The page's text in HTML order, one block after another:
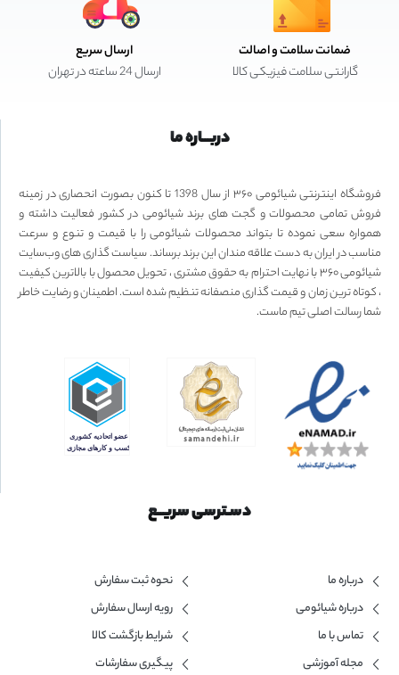
ضمانت سلامت و اصالت
گارانتی سلامت فیزیکی کالا
ارسال سریع
ارسال 24 ساعته در تهران
دربـــاره ما
فروشگاه اینترنتی شیائومی ۳۶۰ از سال 1398 تا کنون بصورت انحصاری در زمینه
فروش تمامی محصولات و گجت های برند شیائومی در کشور فعالیت داشته و
همواره سعی نموده تا بتواند محصولات شیائومی را با قیمت و تنوع و سرعت
مناسب در ایران به دست علاقه مندان این برند برساند. سیاست گذاری های وب‌سایت
شیائومی ۳۶۰ با نهایت احترام به حقوق مشتری ، تحویل محصول با بالاترین کیفیت
، کوتاه ترین زمان و قیمت گذاری منصفانه تنظیم شده است. اطمینان و رضایت خاطر
شما رسالت اصلی تیم ماست.
دسـترسی سریــع
درباره ما
درباره شیائومی
تماس با ما
مجله آموزشی
نحوه ثبت سفارش
رویه ارسال سفارش
شرایط بازگشت کالا
پیگیری سفارشات